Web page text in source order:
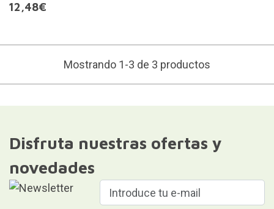
12,48€
Mostrando 1-3 de 3 productos
Disfruta nuestras ofertas y
novedades